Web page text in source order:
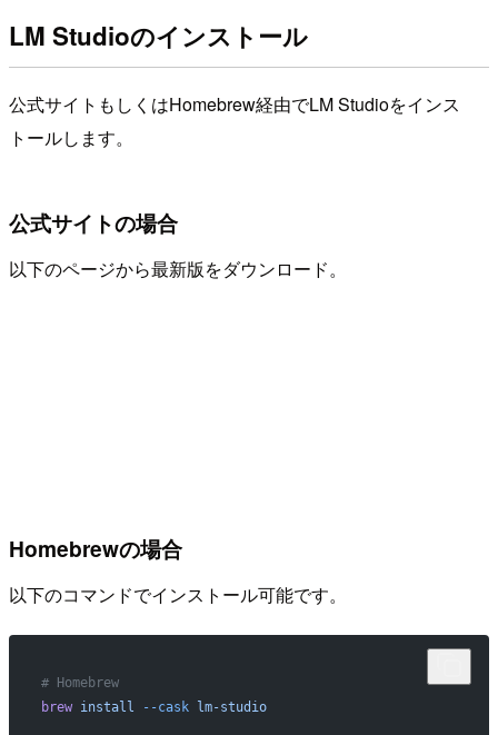
LM Studioのインストール
公式サイトもしくはHomebrew経由でLM Studioをインス
トールします。
公式サイトの場合
以下のページから最新版をダウンロード。
Homebrewの場合
以下のコマンドでインストール可能です。
# Homebrew
brew install --cask lm-studio